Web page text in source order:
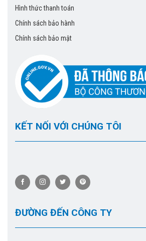
Hình thức thanh toán
Chính sách bảo hành
Chính sách bảo mật
KẾT NỐI VỚI CHÚNG TÔI
ĐƯỜNG ĐẾN CÔNG TY